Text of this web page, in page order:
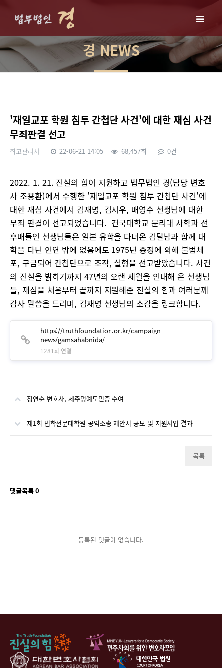
경 NEWS
'재일교포 학원 침투 간첩단 사건'에 대한 재심 사건
무죄판결 선고
최고관리자 22-06-21 14:05 68,457회 0건
2022. 1. 21. 진실의 힘이 지원하고 법무법인 경(담당 변호
사 조용환)에서 수행한 '재일교포 학원 침투 간첩단 사건'에
대한 재심 사건에서 김재명, 김시우, 배영수 선생님에 대한
무죄 판결이 선고되었습니다. 건국대학교 문리대 사학과 선
후배들인 선생님들은 일본 유학을 다녀온 김달남과 함께 대
학을 다닌 인연 밖에 없음에도 1975년 중정에 의해 불법체
포, 구금되어 간첩단으로 조작, 실형을 선고받았습니다. 사건
의 진실을 밝히기까지 47년의 오랜 세월을 인내해 온 선생님
들, 재심을 처음부터 끝까지 지원해준 진실의 힘과 여러분께
감사 말씀을 드리며, 김재명 선생님의 소감을 링크합니다.
https://truthfoundation.or.kr/campaign-
news/gamsahabnida/
1281회 연결
정연순 변호사, 제주명예도민증 수여
제1회 법학전문대학원 공익소송 제안서 공모 및 지원사업 결과
목록
댓글목록0
등록된 댓글이 없습니다.